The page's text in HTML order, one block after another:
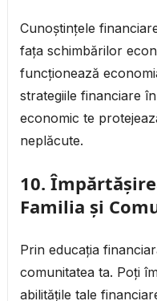
Cunoștințele
fața schimbărilor
funcționează
strategiile financiare
economic te
neplăcute.
10.
Familia și
Prin educația
comunitatea ta. Poți
abilitățile tale